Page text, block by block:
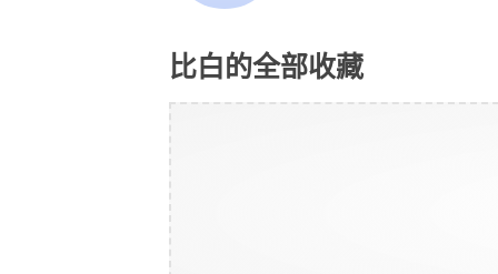
比白的全部收藏